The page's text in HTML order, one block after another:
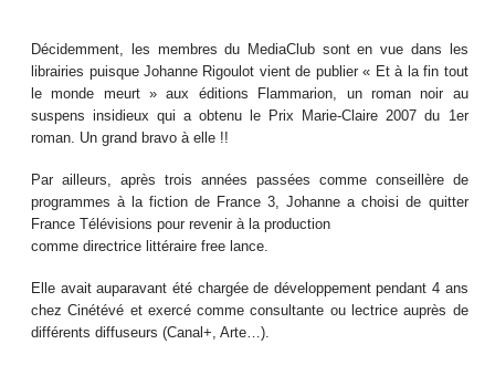
Décidemment, les membres du MediaClub sont en vue dans les
librairies puisque Johanne Rigoulot vient de publier « Et à la fin tout
le monde meurt » aux éditions Flammarion, un roman noir au
suspens insidieux qui a obtenu le Prix Marie-Claire 2007 du 1er
roman. Un grand bravo à elle !!
Par ailleurs, après trois années passées comme conseillère de
programmes à la fiction de France 3, Johanne a choisi de quitter
France Télévisions pour revenir à la production
comme directrice littéraire free lance.
Elle avait auparavant été chargée de développement pendant 4 ans
chez Cinétévé et exercé comme consultante ou lectrice auprès de
différents diffuseurs (Canal+, Arte…).